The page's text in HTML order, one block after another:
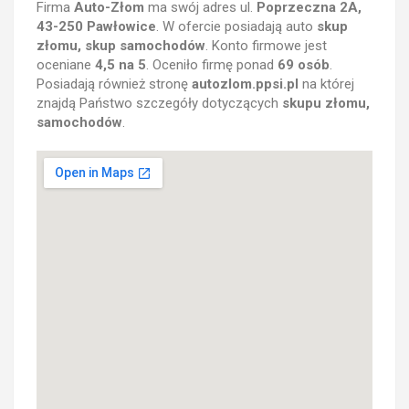
Firma Auto-Złom ma swój adres ul. Poprzeczna 2A,
43-250 Pawłowice. W ofercie posiadają auto skup
złomu, skup samochodów. Konto firmowe jest
oceniane 4,5 na 5. Oceniło firmę ponad 69 osób.
Posiadają również stronę autozlom.ppsi.pl na której
znajdą Państwo szczegóły dotyczących skupu złomu,
samochodów.